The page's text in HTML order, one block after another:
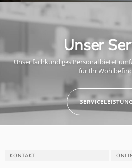
Unser
Unser fachkundiges Personal bietet
für Ihr
KONTAKT